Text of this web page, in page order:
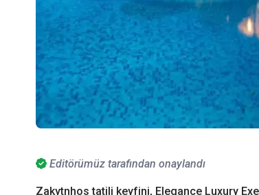
Editörümüz tarafından onaylandı
Zakytnhos tatili keyfini, Elegance Luxury